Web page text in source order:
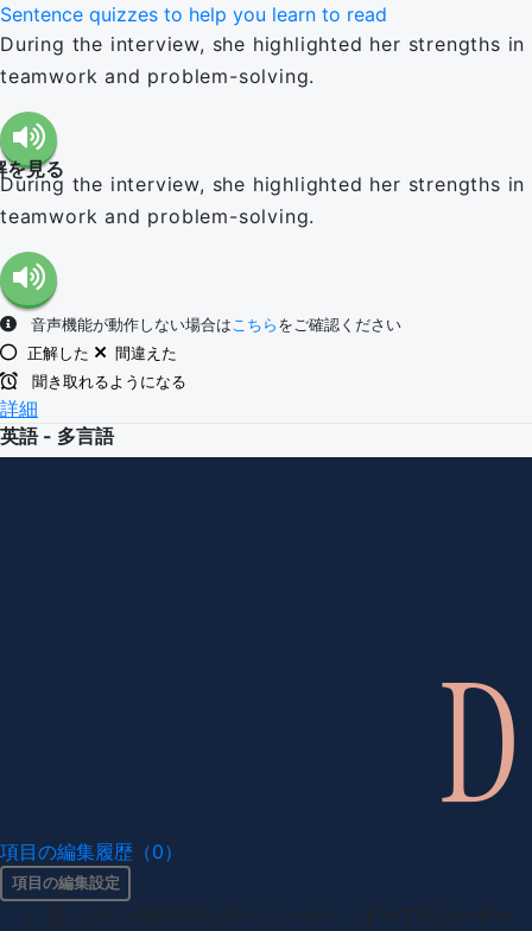
Sentence quizzes to help you learn to read
During the interview, she highlighted her strengths in
teamwork and problem-solving.
を見る
During the interview, she highlighted her strengths in
teamwork and problem-solving.
音声機能が動作しない場合は こちら をご確認ください
正解した
間違えた
聞き取れるようになる
詳細
英語 - 多言語
項目の編集履歴（0）
項目の編集設定